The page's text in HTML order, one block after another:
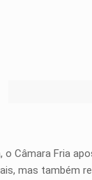
Câmara Fria
mas também